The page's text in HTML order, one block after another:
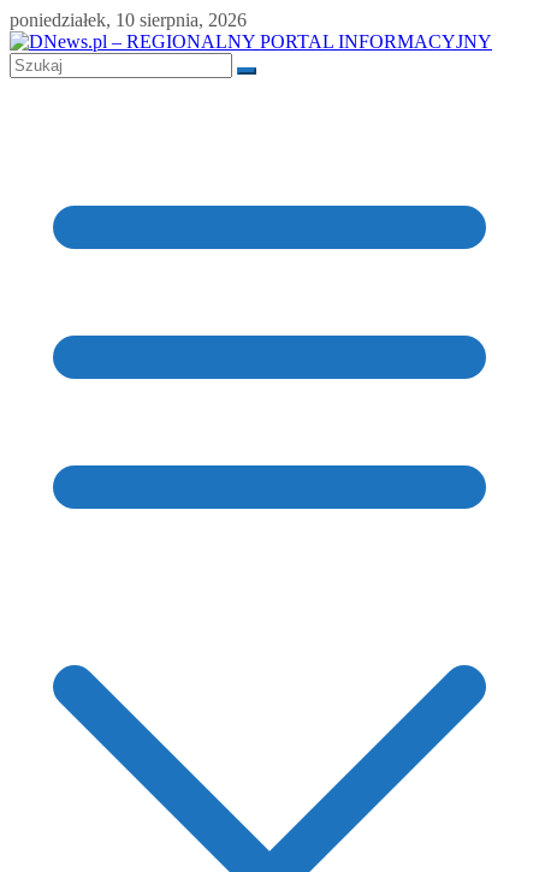
Skip
to
content
poniedziałek, 10 sierpnia, 2026